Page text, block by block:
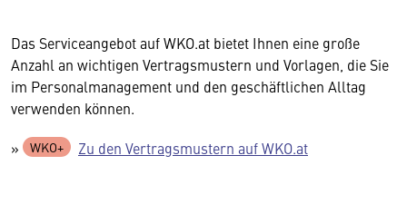
Das Serviceangebot auf WKO.at bietet Ihnen eine große
Anzahl an wichtigen Vertragsmustern und Vorlagen, die Sie
im Personalmanagement und den geschäftlichen Alltag
verwenden können.
»
Zu den Vertragsmustern auf WKO.at